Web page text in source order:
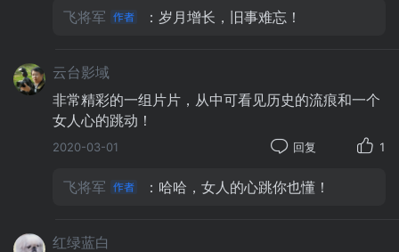
飞将军 ：岁月增长，旧事难忘！
云台影域
非常精彩的一组片片，从中可看见历史的流痕和一个
女人心的跳动！
2020-03-01 回复 1
飞将军 ：哈哈，女人的心跳你也懂！
红绿蓝白